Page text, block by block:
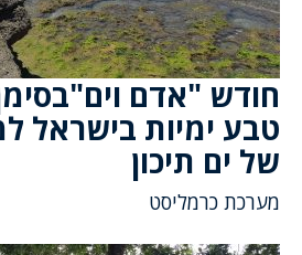
חודש "אדם
טבע ימיות בישראל
של ים תיכון
מערכת כרמליסט